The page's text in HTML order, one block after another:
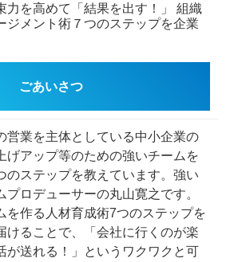
を高めて「結果を出す！」
組織
ジメント術７つのステップを企業
ごあいさつ
営業を主体としている中小企業の
げアップ等のための強いチームを
のステップを教えています。強い
ロデューサーの丸山寛之です。
を作る人材育成術7つのステップを
けることで、「会社に行くのが楽
が送れる！」というワクワクと可